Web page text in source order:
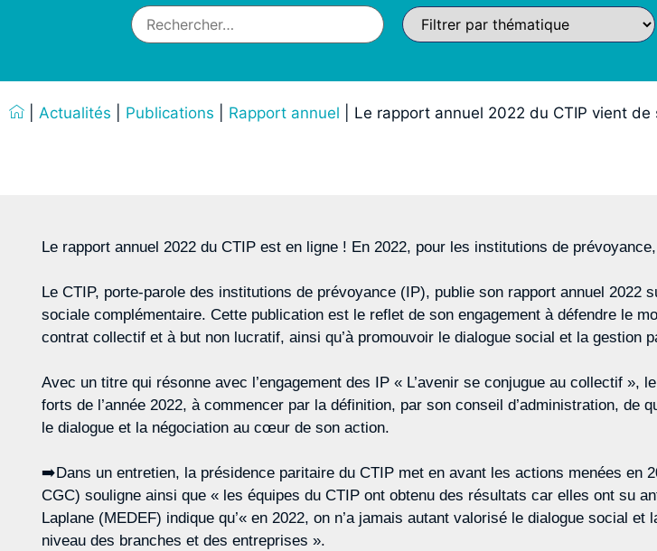
Actualités Publications Rapport annuel Le rapport annuel 2022 du CTIP vient de
Le rapport annuel 2022 du CTIP est en ligne ! En 2022, pour les institutions de
Le CTIP, porte-parole des institutions de prévoyance (IP), publie son rapport annuel 2022
sociale complémentaire. Cette publication est le reflet de son engagement à défendre le
contrat collectif et à but non lucratif, ainsi qu’à promouvoir le dialogue social et la gestion
Avec un titre qui résonne avec l’engagement des IP « L’avenir se conjugue au collectif »,
forts de l’année 2022, à commencer par la définition, par son conseil d’administration, de
le dialogue et la négociation au cœur de son action.
➡️Dans un entretien, la présidence paritaire du CTIP met en avant les actions menées en
CGC) souligne ainsi que « les équipes du CTIP ont obtenu des résultats car elles ont su
Laplane (MEDEF) indique qu’« en 2022, on n’a jamais autant valorisé le dialogue social et
niveau des branches et des entreprises ».